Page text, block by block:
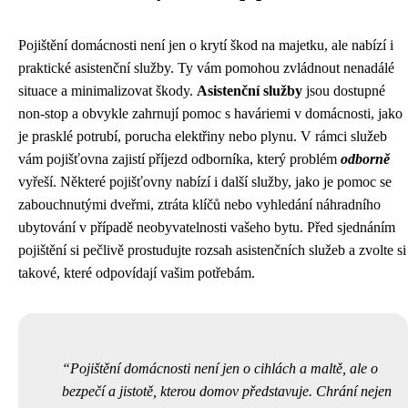
Pojištění domácnosti není jen o krytí škod na majetku, ale nabízí i
praktické asistenční služby. Ty vám pomohou zvládnout nenadálé
situace a minimalizovat škody. Asistenční služby jsou dostupné
non-stop a obvykle zahrnují pomoc s haváriemi v domácnosti, jako
je prasklé potrubí, porucha elektřiny nebo plynu. V rámci služeb
vám pojišťovna zajistí příjezd odborníka, který problém odborně
vyřeší. Některé pojišťovny nabízí i další služby, jako je pomoc se
zabouchnutými dveřmi, ztráta klíčů nebo vyhledání náhradního
ubytování v případě neobyvatelnosti vašeho bytu. Před sjednáním
pojištění si pečlivě prostudujte rozsah asistenčních služeb a zvolte si
takové, které odpovídají vašim potřebám.
Pojištění domácnosti není jen o cihlách a maltě, ale o
bezpečí a jistotě, kterou domov představuje. Chrání nejen